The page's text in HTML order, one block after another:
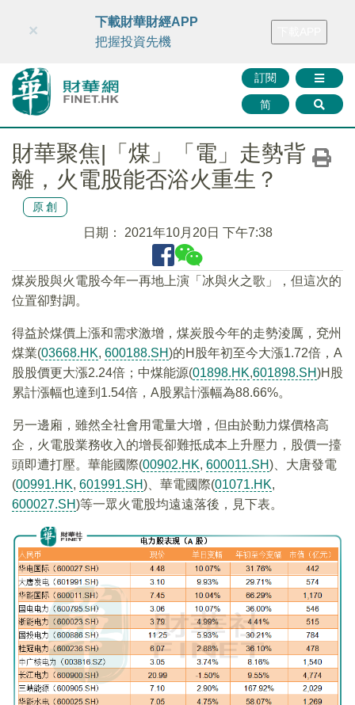
財華智庫網 FINTV FINMETA 財華證券 媒體矩陣
訂閱
简
×
下載財華財經APP
把握投資先機
財華聚焦|「煤」「電」走勢背
離，火電股能否浴火重生？
原創
日期： 2021年10月20日 下午7:38
煤炭股與火電股今年一再地上演「冰與火之歌」，但這次的
位置卻對調。
得益於煤價上漲和需求激增，煤炭股今年的走勢淩厲，兗州
煤業(03668.HK, 600188.SH)的H股年初至今大漲1.72倍，A
股股價更大漲2.24倍；中煤能源(01898.HK,601898.SH)H股
累計漲幅也達到1.54倍，A股累計漲幅為88.66%。
另一邊廂，雖然全社會用電量大增，但由於動力煤價格高
企，火電股業務收入的增長卻難抵成本上升壓力，股價一擡
頭即遭打壓。華能國際(00902.HK, 600011.SH)、大唐發電
(00991.HK, 601991.SH)、華電國際(01071.HK,
600027.SH)等一眾火電股均遠遠落後，見下表。